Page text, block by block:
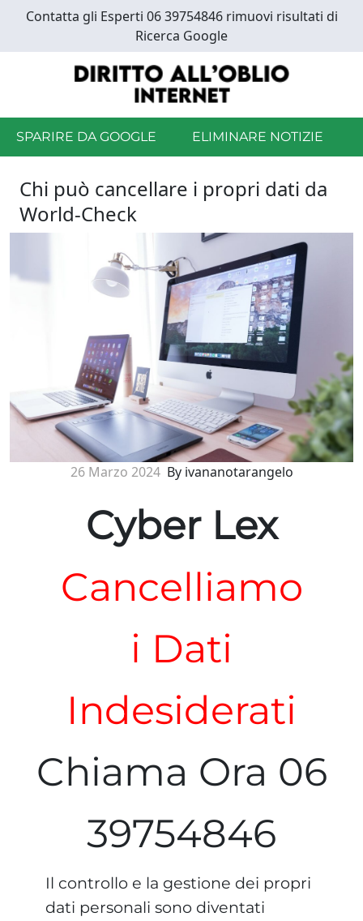
main
Contatta gli Esperti 06 39754846 rimuovi risultati di
Ricerca Google
SPARIRE DA GOOGLE ELIMINARE NOTIZIE
Chi può cancellare i propri dati da
World-Check
26 Marzo 2024 By ivananotarangelo
Cyber Lex
Cancelliamo
i Dati
Indesiderati
Chiama Ora 06
39754846
Il controllo e la gestione dei propri
dati personali sono diventati